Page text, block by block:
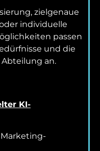
zielgenaue
individuelle
passen
und die
an.
KI-